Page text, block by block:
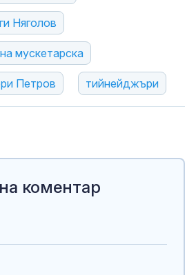
Няголов
мускетарска
Петров тийнейджъри
коментар